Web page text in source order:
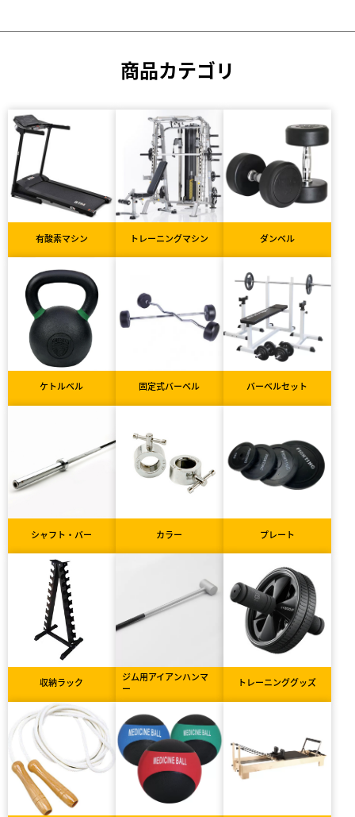
商品カテゴリ
有酸素マシン トレーニングマシン ダンベル
ケトルベル 固定式バーベル バーベルセット
シャフト・バー カラー プレート
収納ラック
ジム用アイアンハンマ
ー
トレーニンググッズ